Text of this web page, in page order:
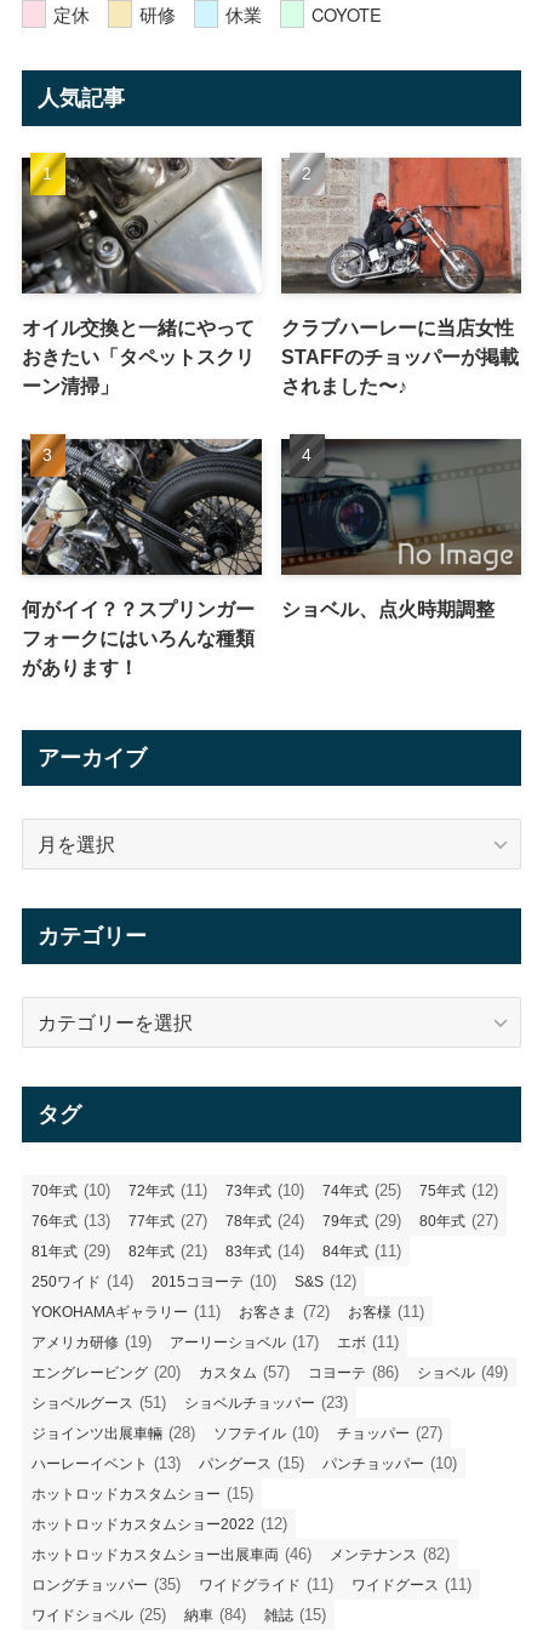
定休 研修 休業 COYOTE
人気記事
オイル交換と一緒にやって
おきたい「タペットスクリ
ーン清掃」
クラブハーレーに当店女性
STAFFのチョッパーが掲載
されました〜♪
何がイイ？？スプリンガー
フォークにはいろんな種類
があります！
ショベル、点火時期調整
アーカイブ
カテゴリー
タグ
70年式 (10) 72年式 (11) 73年式 (10) 74年式 (25) 75年式 (12)
76年式 (13) 77年式 (27) 78年式 (24) 79年式 (29) 80年式 (27)
81年式 (29) 82年式 (21) 83年式 (14) 84年式 (11)
250ワイド (14) 2015コヨーテ (10) S&S (12)
YOKOHAMAギャラリー (11) お客さま (72) お客様 (11)
アメリカ研修 (19) アーリーショベル (17) エボ (11)
エングレービング (20) カスタム (57) コヨーテ (86) ショベル (49)
ショベルグース (51) ショベルチョッパー (23)
ジョインツ出展車輛 (28) ソフテイル (10) チョッパー (27)
ハーレーイベント (13) パングース (15) パンチョッパー (10)
ホットロッドカスタムショー (15)
ホットロッドカスタムショー2022 (12)
ホットロッドカスタムショー出展車両 (46) メンテナンス (82)
ロングチョッパー (35) ワイドグライド (11) ワイドグース (11)
ワイドショベル (25) 納車 (84) 雑誌 (15)